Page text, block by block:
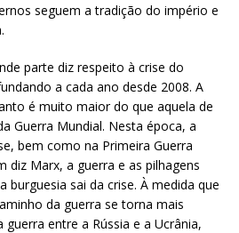
seguem a tradição do império e
parte diz respeito à crise do
a cada ano desde 2008. A
é muito maior do que aquela de
Guerra Mundial. Nesta época, a
bem como na Primeira Guerra
diz Marx, a guerra e as pilhagens
burguesia sai da crise. À medida que
da guerra se torna mais
guerra entre a Rússia e a Ucrânia,